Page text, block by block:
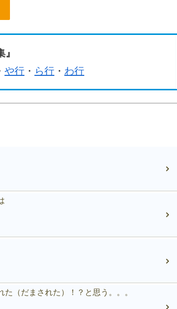
や行 ・ ら行 ・ わ行
た（だまされた）！？と思う。。。